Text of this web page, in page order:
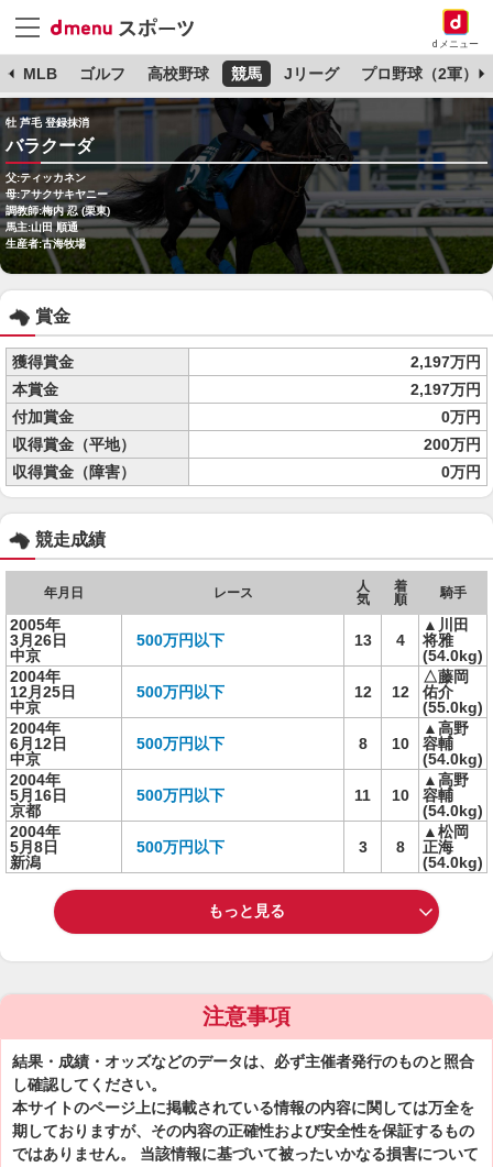
dメニュー
MLB ゴルフ 高校野球 競馬 Jリーグ プロ野球（2軍）
牡 芦毛 登録抹消
バラクーダ
父:ティッカネン
母:アサクサキヤニー
調教師:梅内 忍 (栗東)
馬主:山田 順通
生産者:古海牧場
賞金
獲得賞金
2,197万円
本賞金
2,197万円
付加賞金
0万円
収得賞金（平地）
200万円
収得賞金（障害）
0万円
競走成績
年月日 レース
人
気
着
順
騎手
2005年
3月26日
中京
500万円以下 13 4
▲川田
将雅
(54.0kg)
2004年
12月25日
中京
500万円以下 12 12
△藤岡
佑介
(55.0kg)
2004年
6月12日
中京
500万円以下 8 10
▲高野
容輔
(54.0kg)
2004年
5月16日
京都
500万円以下 11 10
▲高野
容輔
(54.0kg)
2004年
5月8日
新潟
500万円以下 3 8
▲松岡
正海
(54.0kg)
もっと見る
注意事項
結果・成績・オッズなどのデータは、必ず主催者発行のものと照合
し確認してください。
本サイトのページ上に掲載されている情報の内容に関しては万全を
期しておりますが、その内容の正確性および安全性を保証するもの
ではありません。 当該情報に基づいて被ったいかなる損害について